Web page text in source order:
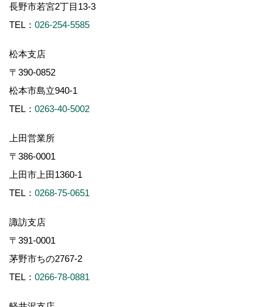
長野市若宮2丁目13-3
TEL： 026-254-5585
松本支店
〒390-0852
松本市島立940-1
TEL： 0263-40-5002
上田営業所
〒386-0001
上田市上田1360-1
TEL： 0268-75-0651
諏訪支店
〒391-0001
茅野市ちの2767-2
TEL： 0266-78-0881